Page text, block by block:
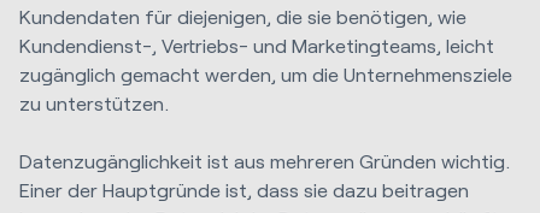
Kundendaten für diejenigen, die sie benötigen, wie
Kundendienst-, Vertriebs- und Marketingteams, leicht
zugänglich gemacht werden, um die Unternehmensziele
zu unterstützen.
Datenzugänglichkeit ist aus mehreren Gründen wichtig.
Einer der Hauptgründe ist, dass sie dazu beitragen